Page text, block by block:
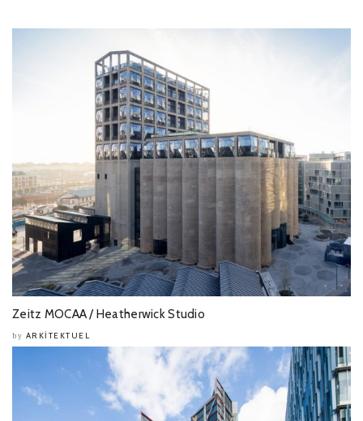
Zeitz MOCAA / Heatherwick Studio
by ARKITEKTUEL